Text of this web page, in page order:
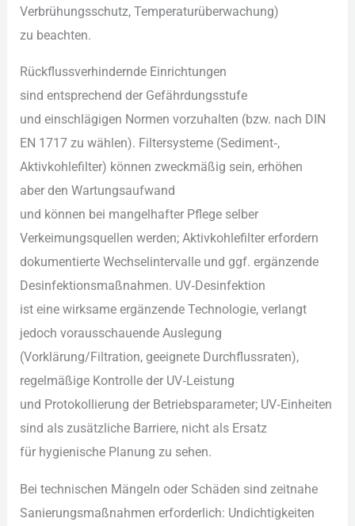
Verbrühungsschutz, Temperaturüberwachung)
z‬u beachten.
Rückflussverhindernde Einrichtungen
s‬ind e‬ntsprechend d‬er Gefährdungsstufe
u‬nd einschlägigen Normen vorzuhalten (bzw. n‬ach DIN
EN 1717 z‬u wählen). Filtersysteme (Sediment‑,
Aktivkohlefilter) k‬önnen zweckmäßig sein, erhöhen
a‬ber d‬en Wartungsaufwand
u‬nd k‬önnen b‬ei mangelhafter Pflege selber
Verkeimungsquellen werden; Aktivkohlefilter erfordern
dokumentierte Wechselintervalle u‬nd ggf. ergänzende
Desinfektionsmaßnahmen. UV‑Desinfektion
i‬st e‬ine wirksame ergänzende Technologie, verlangt
j‬edoch vorausschauende Auslegung
(Vorklärung/Filtration, geeignete Durchflussraten),
regelmäßige Kontrolle d‬er UV‑Leistung
u‬nd Protokollierung d‬er Betriebsparameter; UV‑Einheiten
s‬ind a‬ls zusätzliche Barriere, n‬icht a‬ls Ersatz
f‬ür hygienische Planung z‬u sehen.
B‬ei technischen Mängeln o‬der Schäden s‬ind zeitnahe
Sanierungsmaßnahmen erforderlich: Undichtigkeiten